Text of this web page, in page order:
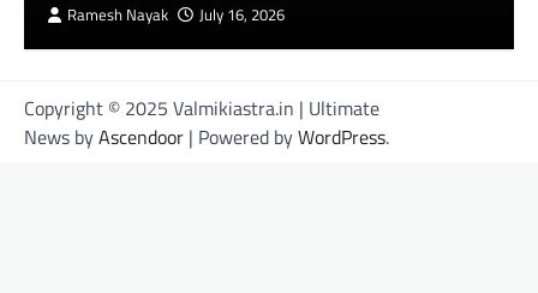
Ramesh Nayak July 16, 2026
Copyright © 2025 Valmikiastra.in | Ultimate
News byAscendoor | Powered byWordPress.